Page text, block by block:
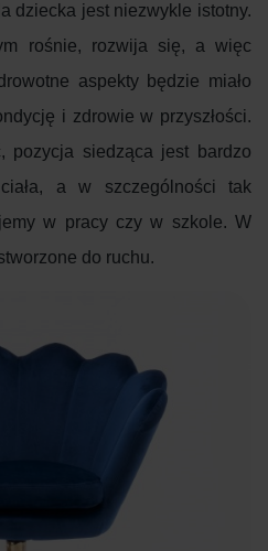
dziecka jest niezwykle istotny.
rośnie, rozwija się, a więc
aspekty będzie miało
i zdrowie w przyszłości.
pozycja siedząca jest bardzo
a w szczególności tak
w pracy czy w szkole. W
do ruchu.